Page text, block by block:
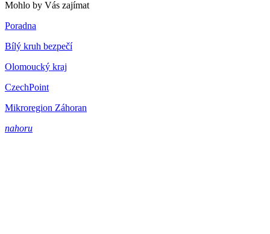
Mohlo by Vás zajímat
Poradna
Bílý kruh bezpečí
Olomoucký kraj
CzechPoint
Mikroregion Záhoran
nahoru